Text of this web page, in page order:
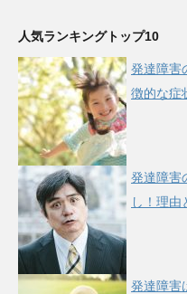
人気ランキングトップ10
発達障害
徴的な症
発達障害
し！理由
発達障害